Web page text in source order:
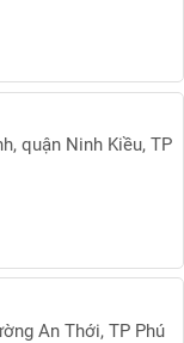
quận Ninh Kiều, TP
An Thới, TP Phú